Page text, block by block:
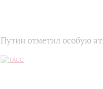
Путин отметил особую